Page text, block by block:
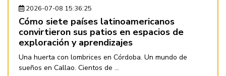
2026-07-08 15:36:25
Cómo siete países latinoamericanos
convirtieron sus patios en espacios de
exploración y aprendizajes
Una huerta con lombrices en Córdoba. Un mundo de
sueños en Callao. Cientos de ...